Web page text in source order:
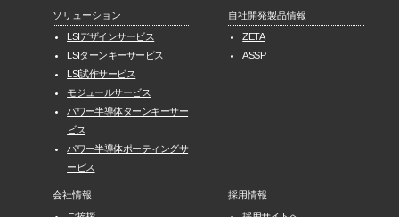
ソリューション
LSIデザインサービス
LSIターンキーサービス
LSI試作サービス
モジュールサービス
パワー半導体ターンキーサー
ビス
パワー半導体ポーティングサ
ービス
自社開発製品情報
ZETA
ASSP
会社情報 採用情報